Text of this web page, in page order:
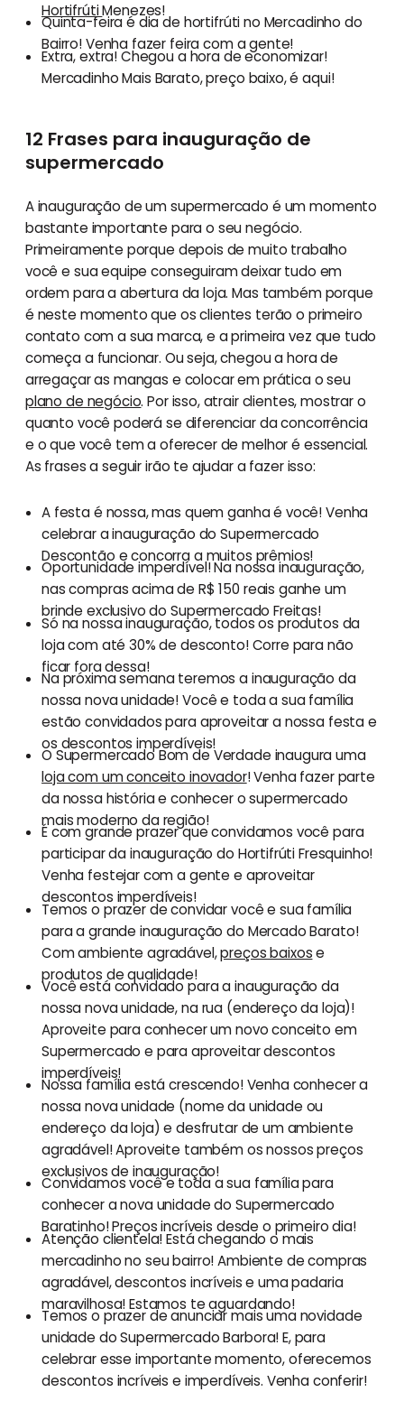
HortifrútiMenezes!
Quinta-feira é dia de hortifrúti no Mercadinho do
Bairro! Venha fazer feira com a gente!
Extra, extra! Chegou a hora de economizar!
Mercadinho Mais Barato, preço baixo, é aqui!
12 Frases para inauguração de
supermercado
A inauguração de um supermercado é um momento
bastante importante para o seu negócio.
Primeiramente porque depois de muito trabalho
você e sua equipe conseguiram deixar tudo em
ordem para a abertura da loja. Mas também porque
é neste momento que os clientes terão o primeiro
contato com a sua marca, e a primeira vez que tudo
começa a funcionar. Ou seja, chegou a hora de
arregaçar as mangas e colocar em prática o seu
plano de negócio. Por isso, atrair clientes, mostrar o
quanto você poderá se diferenciar da concorrência
e o que você tem a oferecer de melhor é essencial.
As frases a seguir irão te ajudar a fazer isso:
A festa é nossa, mas quem ganha é você! Venha
celebrar a inauguração do Supermercado
Descontão e concorra a muitos prêmios!
Oportunidade imperdível! Na nossa inauguração,
nas compras acima de R$ 150 reais ganhe um
brinde exclusivo do Supermercado Freitas!
Só na nossa inauguração, todos os produtos da
loja com até 30% de desconto! Corre para não
ficar fora dessa!
Na próxima semana teremos a inauguração da
nossa nova unidade! Você e toda a sua família
estão convidados para aproveitar a nossa festa e
os descontos imperdíveis!
O Supermercado Bom de Verdade inaugura uma
loja com um conceito inovador! Venha fazer parte
da nossa história e conhecer o supermercado
mais moderno da região!
É com grande prazer que convidamos você para
participar da inauguração do Hortifrúti Fresquinho!
Venha festejar com a gente e aproveitar
descontos imperdíveis!
Temos o prazer de convidar você e sua família
para a grande inauguração do Mercado Barato!
Com ambiente agradável,preços baixose
produtos de qualidade!
Você está convidado para a inauguração da
nossa nova unidade, na rua (endereço da loja)!
Aproveite para conhecer um novo conceito em
Supermercado e para aproveitar descontos
imperdíveis!
Nossa família está crescendo! Venha conhecer a
nossa nova unidade (nome da unidade ou
endereço da loja) e desfrutar de um ambiente
agradável! Aproveite também os nossos preços
exclusivos de inauguração!
Convidamos você e toda a sua família para
conhecer a nova unidade do Supermercado
Baratinho! Preços incríveis desde o primeiro dia!
Atenção clientela! Está chegando o mais
mercadinho no seu bairro! Ambiente de compras
agradável, descontos incríveis e uma padaria
maravilhosa! Estamos te aguardando!
Temos o prazer de anunciar mais uma novidade
unidade do Supermercado Barbora! E, para
celebrar esse importante momento, oferecemos
descontos incríveis e imperdíveis. Venha conferir!